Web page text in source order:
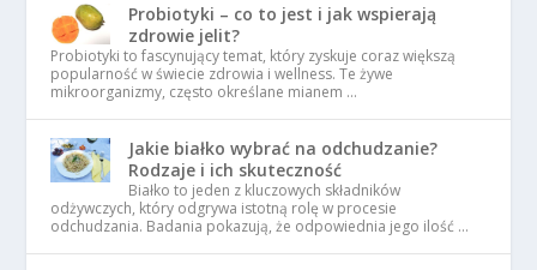
Probiotyki – co to jest i jak wspierają
zdrowie jelit?
Probiotyki to fascynujący temat, który zyskuje coraz większą
popularność w świecie zdrowia i wellness. Te żywe
mikroorganizmy, często określane mianem …
Jakie białko wybrać na odchudzanie?
Rodzaje i ich skuteczność
Białko to jeden z kluczowych składników
odżywczych, który odgrywa istotną rolę w procesie
odchudzania. Badania pokazują, że odpowiednia jego ilość …